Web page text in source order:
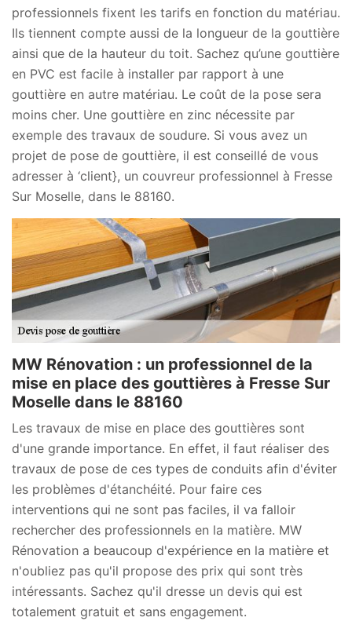
professionnels fixent les tarifs en fonction du matériau.
Ils tiennent compte aussi de la longueur de la gouttière
ainsi que de la hauteur du toit. Sachez qu’une gouttière
en PVC est facile à installer par rapport à une
gouttière en autre matériau. Le coût de la pose sera
moins cher. Une gouttière en zinc nécessite par
exemple des travaux de soudure. Si vous avez un
projet de pose de gouttière, il est conseillé de vous
adresser à ‘client}, un couvreur professionnel à Fresse
Sur Moselle, dans le 88160.
MW Rénovation : un professionnel de la
mise en place des gouttières à Fresse Sur
Moselle dans le 88160
Les travaux de mise en place des gouttières sont
d'une grande importance. En effet, il faut réaliser des
travaux de pose de ces types de conduits afin d'éviter
les problèmes d'étanchéité. Pour faire ces
interventions qui ne sont pas faciles, il va falloir
rechercher des professionnels en la matière. MW
Rénovation a beaucoup d'expérience en la matière et
n'oubliez pas qu'il propose des prix qui sont très
intéressants. Sachez qu'il dresse un devis qui est
totalement gratuit et sans engagement.